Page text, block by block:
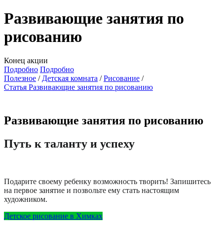
Развивающие занятия по
рисованию
Конец акции
Подробно Подробно
Полезное
Детская комната
Рисование
Статья Развивающие занятия по рисованию
Развивающие занятия по рисованию
Путь к таланту и успеху
Подарите своему ребенку возможность творить! Запишитесь
на первое занятие и позвольте ему стать настоящим
художником.
Детское рисование в Химках